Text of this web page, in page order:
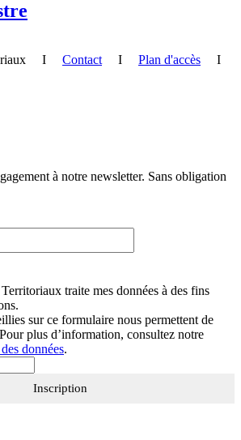
I Contact I Plan d'accès I
à notre newsletter. Sans obligation
traite mes données à des fins
sur ce formulaire nous permettent de
plus d’information, consultez notre
données.
Inscription